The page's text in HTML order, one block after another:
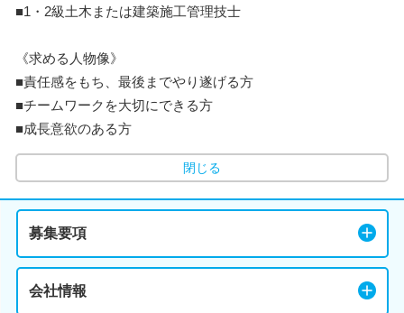
■1・2級土木または建築施工管理技士
《求める人物像》
■責任感をもち、最後までやり遂げる方
■チームワークを大切にできる方
■成長意欲のある方
閉じる
募集要項
会社情報